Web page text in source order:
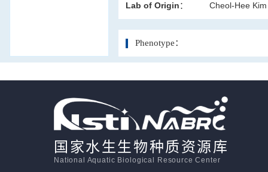
Lab of Origin： Cheol-Hee
Phenotype：
国家水生生物种质资源库
National Aquatic Biological Resource Center